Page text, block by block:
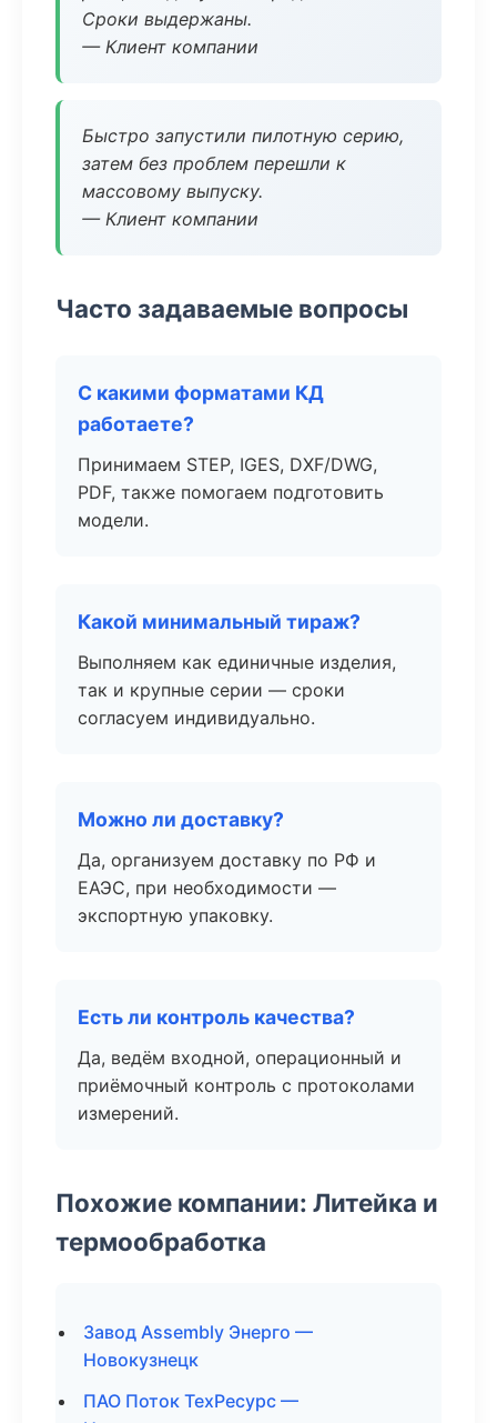
Сроки выдержаны.
— Клиент компании
Быстро запустили пилотную серию,
затем без проблем перешли к
массовому выпуску.
— Клиент компании
Часто задаваемые вопросы
С какими форматами КД
работаете?
Принимаем STEP, IGES, DXF/DWG,
PDF, также помогаем подготовить
модели.
Какой минимальный тираж?
Выполняем как единичные изделия,
так и крупные серии — сроки
согласуем индивидуально.
Можно ли доставку?
Да, организуем доставку по РФ и
ЕАЭС, при необходимости —
экспортную упаковку.
Есть ли контроль качества?
Да, ведём входной, операционный и
приёмочный контроль с протоколами
измерений.
Похожие компании: Литейка и
термообработка
Завод Assembly Энерго —
Новокузнецк
ПАО Поток ТехРесурс —